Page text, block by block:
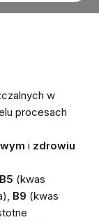
w
procesach
i zdrowiu
B5 (kwas
B9 (kwas